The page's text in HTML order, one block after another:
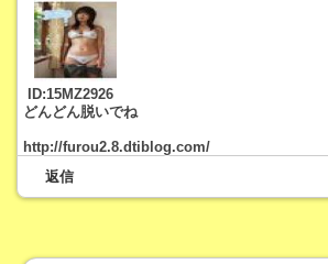
ID:15MZ2926
どんどん脱いでね
http://furou2.8.dtiblog.com/
返信